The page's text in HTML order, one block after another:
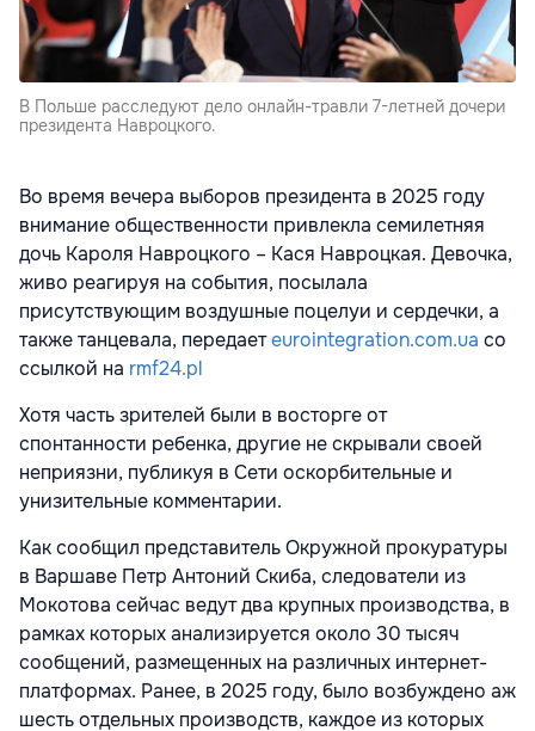
В Польше расследуют дело онлайн-травли 7-летней дочери
президента Навроцкого.
Во время вечера выборов президента в 2025 году
внимание общественности привлекла семилетняя
дочь Кароля Навроцкого – Кася Навроцкая. Девочка,
живо реагируя на события, посылала
присутствующим воздушные поцелуи и сердечки, а
также танцевала, передаетeurointegration.com.ua со
ссылкой на rmf24.pl
Хотя часть зрителей были в восторге от
спонтанности ребенка, другие не скрывали своей
неприязни, публикуя в Сети оскорбительные и
унизительные комментарии.
Как сообщил представитель Окружной прокуратуры
в Варшаве Петр Антоний Скиба, следователи из
Мокотова сейчас ведут два крупных производства, в
рамках которых анализируется около 30 тысяч
сообщений, размещенных на различных интернет-
платформах. Ранее, в 2025 году, было возбуждено аж
шесть отдельных производств, каждое из которых